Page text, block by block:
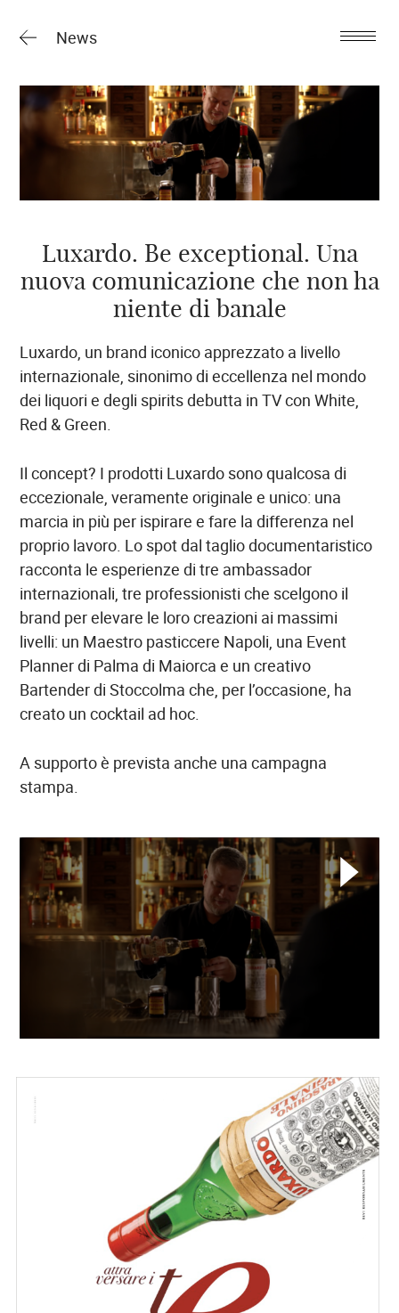
News
Luxardo. Be exceptional. Una
nuova comunicazione che non ha
niente di banale
Luxardo, un brand iconico apprezzato a livello
internazionale, sinonimo di eccellenza nel mondo
dei liquori e degli spirits debutta in TV con White,
Red & Green.
Il concept? I prodotti Luxardo sono qualcosa di
eccezionale, veramente originale e unico: una
marcia in più per ispirare e fare la differenza nel
proprio lavoro. Lo spot dal taglio documentaristico
racconta le esperienze di tre ambassador
internazionali, tre professionisti che scelgono il
brand per elevare le loro creazioni ai massimi
livelli: un Maestro pasticcere Napoli, una Event
Planner di Palma di Maiorca e un creativo
Bartender di Stoccolma che, per l’occasione, ha
creato un cocktail ad hoc.
A supporto è prevista anche una campagna
stampa.